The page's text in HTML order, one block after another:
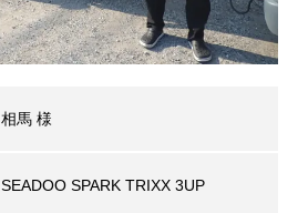
相馬 様
SEADOO SPARK TRIXX 3UP